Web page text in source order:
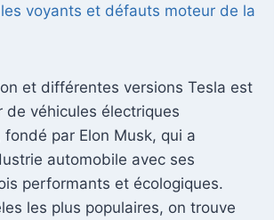
voyants et défauts moteur de la
et différentes versions Tesla est
de véhicules électriques
par Elon Musk, qui a
automobile avec ses
performants et écologiques.
les plus populaires, on trouve